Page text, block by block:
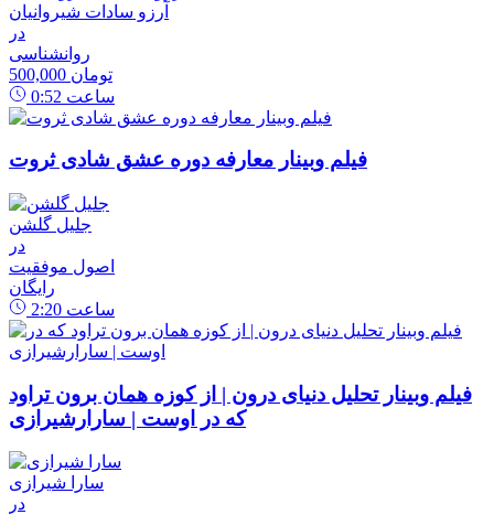
آرزو سادات شیروانیان
در
روانشناسی
500,000 تومان
0:52 ساعت
فیلم وبینار معارفه دوره عشق شادی ثروت
جلیل گلشن
در
اصول موفقیت
رایگان
2:20 ساعت
فیلم وبینار تحلیل دنیای درون | از کوزه همان برون تراود
که در اوست | سارارشیرازی
سارا شیرازی
در